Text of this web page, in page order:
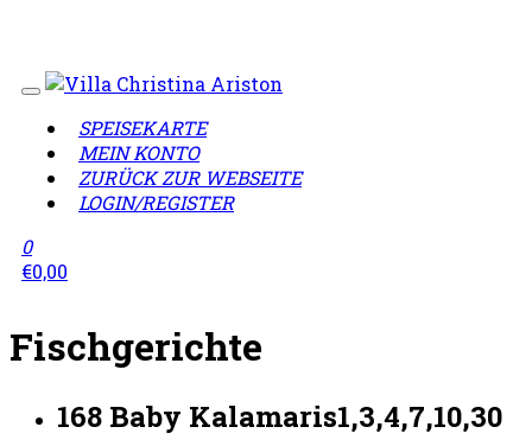
SPEISEKARTE
MEIN KONTO
ZURÜCK ZUR WEBSEITE
LOGIN/REGISTER
0
€0,00
Fischgerichte
168 Baby Kalamaris1,3,4,7,10,30